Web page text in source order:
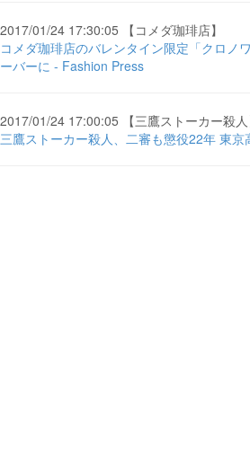
2017/01/24 17:30:05 【コメダ珈琲店】
コメダ珈琲店のバレンタイン限定「クロノ
ーバーに - Fashion Press
2017/01/24 17:00:05 【三鷹ストーカー殺人
三鷹ストーカー殺人、二審も懲役22年 東